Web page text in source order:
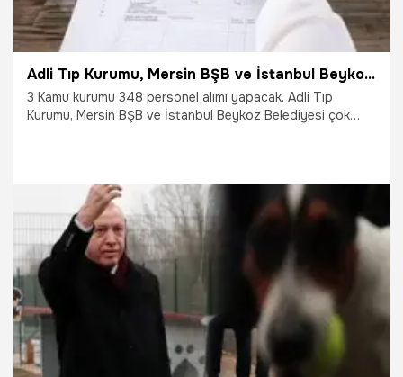
Adli Tıp Kurumu, Mersin BŞB ve İstanbul Beykoz Belediyesi personel alımı yapacak! 3 Kamu kurumu 348 personel alımı ilanı yayımlandı!
3 Kamu kurumu 348 personel alımı yapacak. Adli Tıp
Kurumu, Mersin BŞB ve İstanbul Beykoz Belediyesi çok
18.03.2022 Personel Alımı